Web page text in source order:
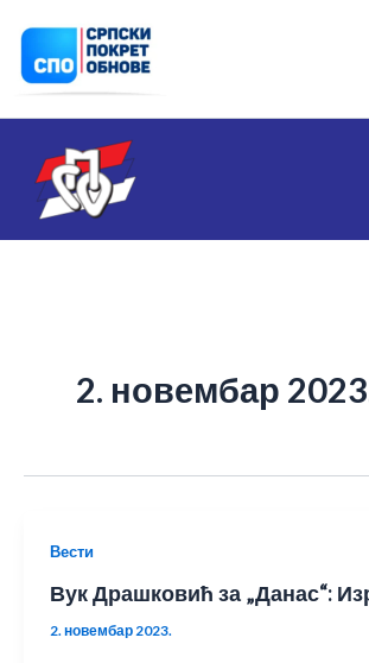
садржај
2. новембар
Вести
Вук Драшковић за „Данас“:
2. новембар 2023.